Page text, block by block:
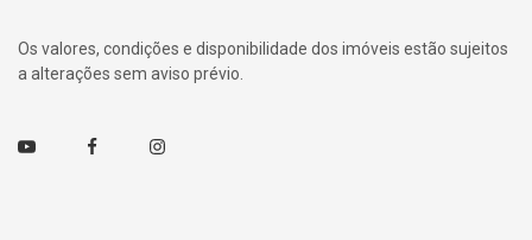
Os valores, condições e disponibilidade dos imóveis estão sujeitos
a alterações sem aviso prévio.
Youtube FacebookInstagram